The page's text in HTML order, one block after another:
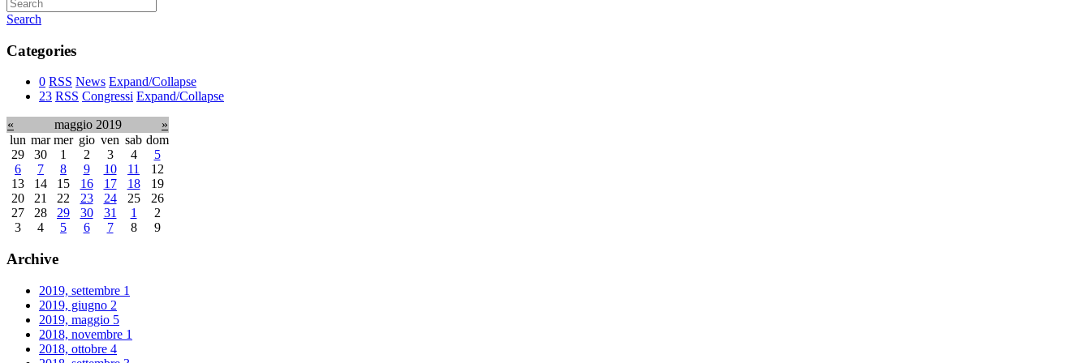
Search
Categories
0 RSS News Expand/Collapse
23 RSS Congressi Expand/Collapse
« maggio 2019
»
lun mar mer gio ven sab dom
29
30 1 2 3 4
5
6
7 8 9 10 11
12
13
14 15 16 17 18
19
20
21 22 23 24 25
26
27
28 29 30 31 1
2
3
4 5 6 7 8 9
Archive
2019, settembre 1
2019, giugno 2
2019, maggio 5
2018, novembre 1
2018, ottobre 4